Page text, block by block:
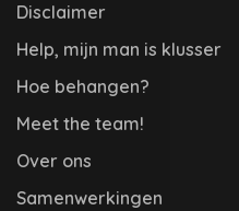
Disclaimer
Help, mijn man is klusser
Hoe behangen?
Meet the team!
Over ons
Samenwerkingen